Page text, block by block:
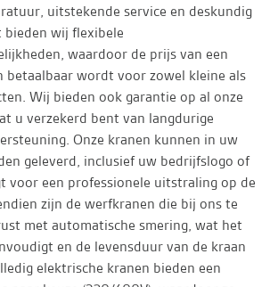
uitstekende service en deskundig
bieden wij flexibele
waardoor de prijs van een
betaalbaar wordt voor zowel kleine als
Wij bieden ook garantie op al onze
u verzekerd bent van langdurige
Onze kranen kunnen in uw
geleverd, inclusief uw bedrijfslogo of
voor een professionele uitstraling op de
zijn de werfkranen die bij ons te
met automatische smering, wat het
en de levensduur van de kraan
elektrische kranen bieden een